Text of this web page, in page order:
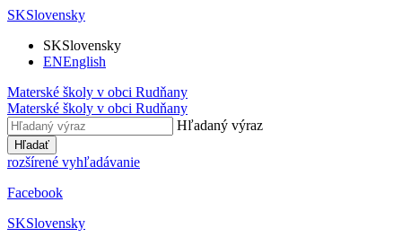
SKSlovensky
SKSlovensky
ENEnglish
Materské školy v obci Rudňany
Materské školy v obci Rudňany
Hľadaný výraz
Hľadať
rozšírené vyhľadávanie
Facebook
SKSlovensky